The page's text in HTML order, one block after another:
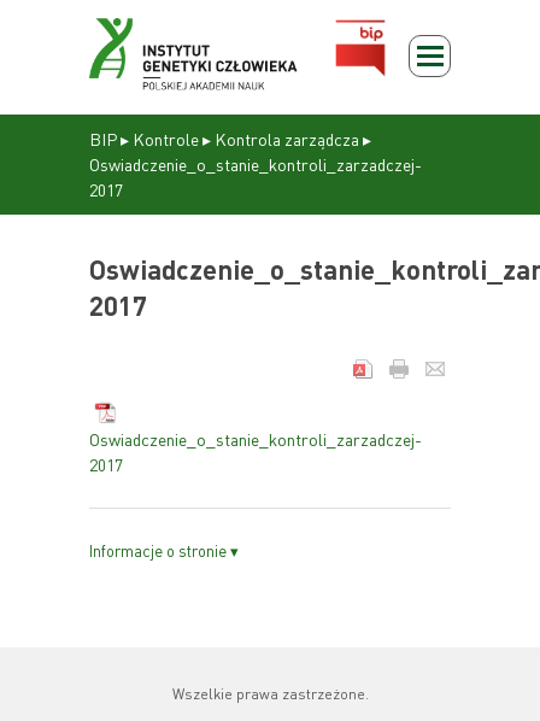
BIP▸ Kontrole▸ Kontrola zarządcza ▸
Oswiadczenie_o_stanie_kontroli_zarzadczej-
2017
2017
Oswiadczenie_o_stanie_kontroli_zarzadczej-
2017
Informacje o stronie ▾
Wszelkie prawa zastrzeżone.